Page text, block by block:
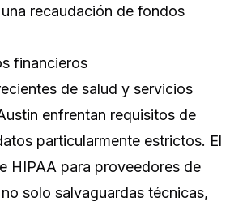
recaudación de fondos
financieros
de salud y servicios
enfrentan requisitos de
particularmente estrictos. El
HIPAA para proveedores de
solo salvaguardas técnicas,